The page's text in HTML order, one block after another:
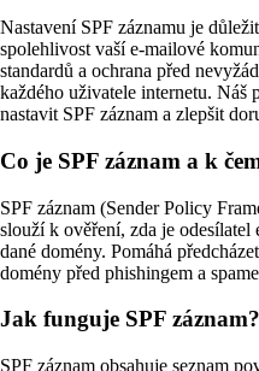
Nastavení SPF záznamu je
spolehlivost vaší e-mailové
standardů a ochrana před
každého uživatele internetu. Náš
nastavit SPF záznam a zlepšit
Co je SPF záznam a k
SPF záznam (Sender Policy
slouží k ověření, zda je
dané domény. Pomáhá
domény před phishingem a
Jak funguje SPF záznam?
SPF záznam obsahuje seznam